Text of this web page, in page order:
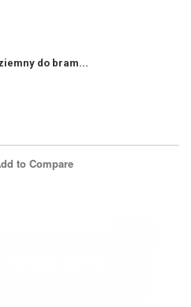
do bram...
to Compare